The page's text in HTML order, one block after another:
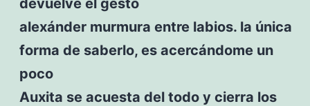
alexánder murmura entre labios. la única
forma de saberlo, es acercándome un
poco
Auxita se acuesta del todo y cierra los